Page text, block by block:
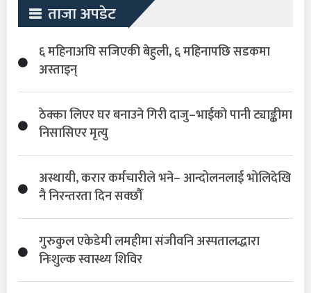
ताजा अपडेट
६ महिनाअघि सजिएकी बेहुली, ६ महिनापछि सडकमा
अस्ताइन्
ठेक्का लिएर घर बनाउने गिरी दाजु–भाईको पानी ट्याङ्कीमा
निसासिएर मृत्यु
अस्थायी, करार कर्मचारीले भने– आन्दोलनलाई भोलिदेखि
नै निरन्तरता दिन सक्छौँ
गुरुकुल एकेडेमी लमहीमा संजीवनि अस्पतालद्धारा
निःशुल्क स्वास्थ्य शिविर